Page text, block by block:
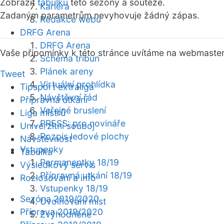
Kariéra
Redakce webu
DRFG Arena
DRFG Arena
Schéma tribun
Plánek areny
Virtuální prohlídka
Návštěvní řád
Veřejné bruslení
PRESS: pro novináře
Rozpis ledové plochy
Vstupenky
Permanentky 18/19
Přípravná utkání 18/19
Vstupenky 18/19
Uvolňování míst
Zvýhodněné
Zobrazit tabulku této sezóny a soutěže.
Zadaným parametrům nevyhovuje žádný zápas.
Vaše připomínky k této stránce uvítáme na webmaster
Tweet
Tipsport extraliga
Přípravná utkání
Liga mistrů
Univerzitní souboj
Návštěvnost
Tabulka
Výsledkový servis
Rozlosování a info
Sezóna 2019/2020
Příprava 2019/2020